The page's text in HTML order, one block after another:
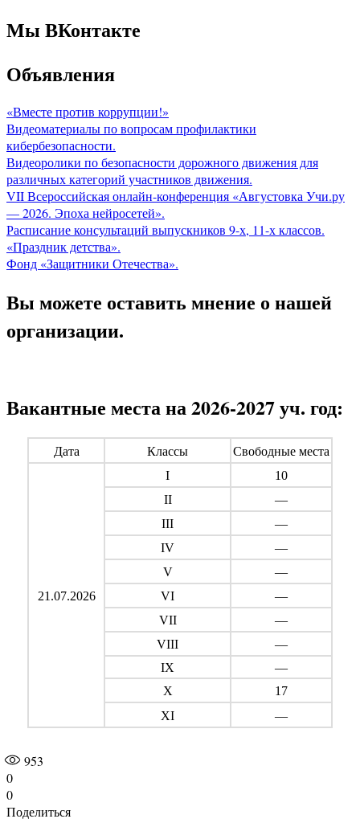
Мы ВКонтакте
Объявления
«Вместе против коррупции!»
Видеоматериалы по вопросам профилактики
кибербезопасности.
Видеоролики по безопасности дорожного движения для
различных категорий участников движения.
VII Всероссийская онлайн-конференция «Августовка Учи.ру
— 2026. Эпоха нейросетей».
Расписание консультаций выпускников 9-х, 11-х классов.
«Праздник детства».
Фонд «Защитники Отечества».
Вы можете оставить мнение о нашей
организации.
Вакантные места на 2026-2027 уч. год:
Дата Классы Свободные места
21.07.2026
I
10
II
—
III
—
IV
—
V
—
VI
—
VII
—
VIII
—
IX
—
X
17
XI
—
953
0
0
Поделиться